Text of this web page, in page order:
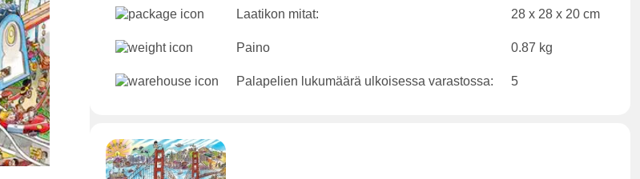
Laatikon mitat: 28 x 28 x 20 cm
Paino 0.87 kg
Palapelien lukumäärä ulkoisessa varastossa: 5